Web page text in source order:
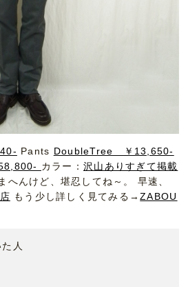
Pants DoubleTree ￥13,650-
カラー： 沢山ありすぎて掲載
へんけど、堪忍してね～。 早速、
もう少し詳しく見てみる→ZABOU
人